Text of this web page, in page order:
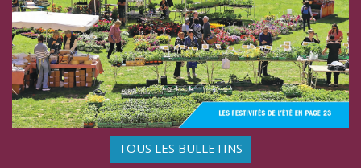
TOUS LES BULLETINS